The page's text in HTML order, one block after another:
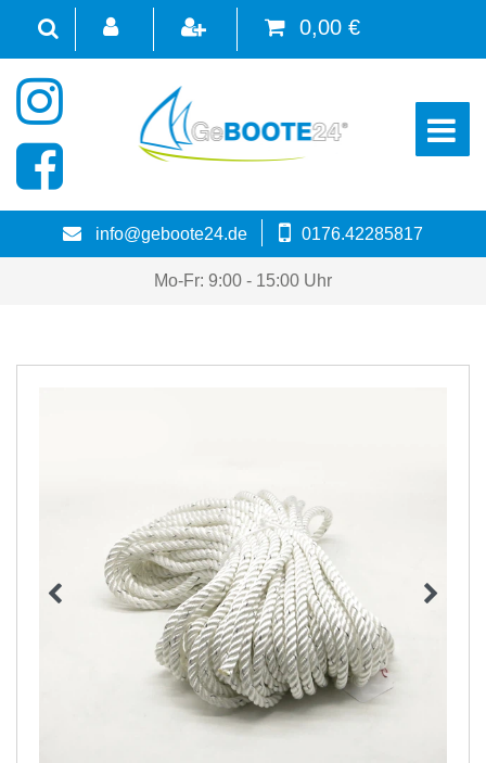
0,00 €
☰
info@geboote24.de 0176.42285817
Mo-Fr: 9:00 - 15:00 Uhr